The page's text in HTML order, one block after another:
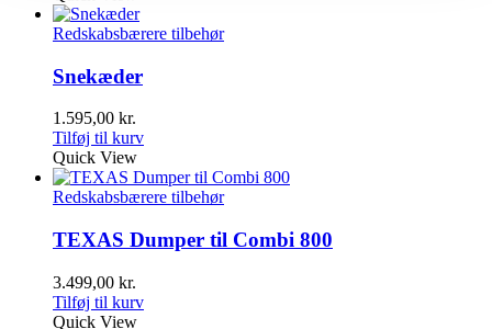
Redskabsbærere tilbehør
Snekæder
1.595,00 kr.
Tilføj til kurv
Quick View
Redskabsbærere tilbehør
TEXAS Dumper til Combi 800
3.499,00 kr.
Tilføj til kurv
Quick View